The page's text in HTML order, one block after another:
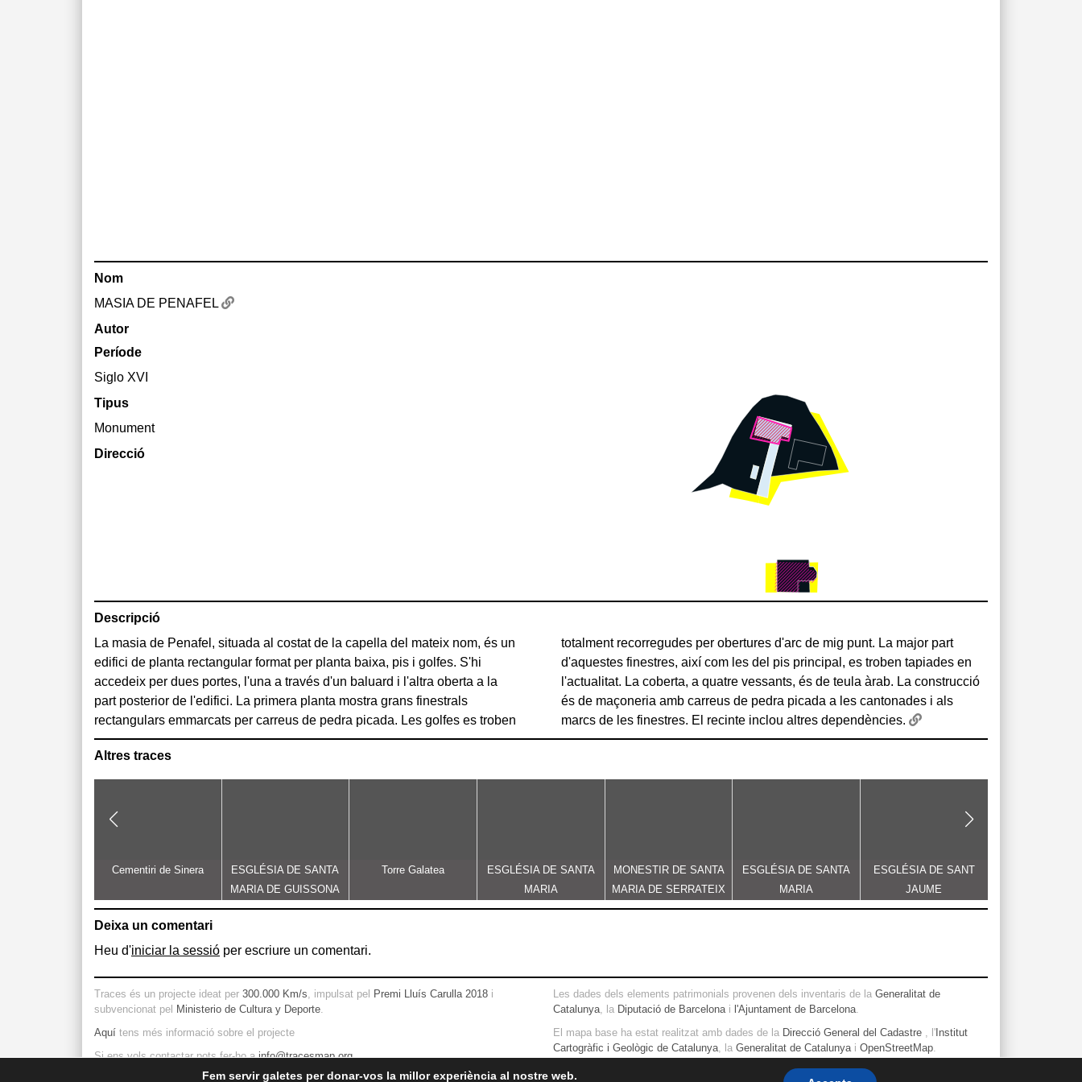
Nom
MASIA DE PENAFEL
Autor
Període
Siglo XVI
Tipus
Monument
Direcció
Descripció
La masia de Penafel, situada al costat de la capella del mateix nom, és un
edifici de planta rectangular format per planta baixa, pis i golfes. S'hi
accedeix per dues portes, l'una a través d'un baluard i l'altra oberta a la
part posterior de l'edifici. La primera planta mostra grans finestrals
rectangulars emmarcats per carreus de pedra picada. Les golfes es troben
totalment recorregudes per obertures d'arc de mig punt. La major part
d'aquestes finestres, així com les del pis principal, es troben tapiades en
l'actualitat. La coberta, a quatre vessants, és de teula àrab. La construcció
és de maçoneria amb carreus de pedra picada a les cantonades i als
marcs de les finestres. El recinte inclou altres dependències.
Altres traces
Cementiri de Sinera
ESGLÉSIA DE SANTA
MARIA DE GUISSONA
Torre Galatea
ESGLÉSIA DE SANTA
MARIA
MONESTIR DE SANTA
MARIA DE SERRATEIX
ESGLÉSIA DE SANTA
MARIA
ESGLÉSIA DE SANT
JAUME
Deixa un comentari
Heu d'iniciar la sessió per escriure un comentari.
Traces és un projecte ideat per 300.000 Km/s, impulsat pel Premi Lluís Carulla 2018 i
subvencionat pel Ministerio de Cultura y Deporte.
Aquí tens més informació sobre el projecte
Si ens vols contactar pots fer-ho ainfo@tracesmap.org
Les dades dels elements patrimonials provenen dels inventaris de la Generalitat de
Catalunya, la Diputació de Barcelonai l'Ajuntament de Barcelona.
El mapa base ha estat realitzat amb dades de la Direcció General del Cadastre , l' Institut
Cartogràfic i Geològic de Catalunya, la Generalitat de Catalunyai OpenStreetMap.
Fem servir galetes per donar-vos la millor experiència al nostre web.